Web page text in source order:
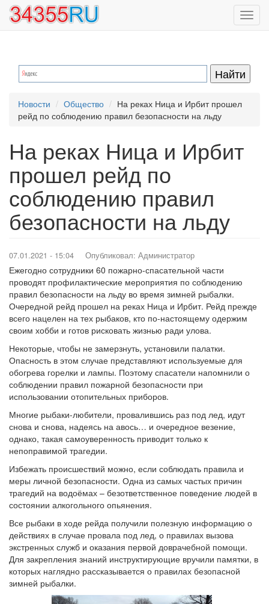
Перейти
основному
Новости Общество
На реках Ница и Ирбит прошел
рейд по соблюдению правил безопасности на льду
На реках Ница и Ирбит
прошел рейд по
соблюдению правил
безопасности на льду
07.01.2021 - 15:04 Опубликовал: Администратор
Ежегодно сотрудники 60 пожарно-спасательной части
проводят профилактические мероприятия по соблюдению
правил безопасности на льду во время зимней рыбалки.
Очередной рейд прошел на реках Ница и Ирбит. Рейд прежде
всего нацелен на тех рыбаков, кто по-настоящему одержим
своим хобби и готов рисковать жизнью ради улова.
Некоторые, чтобы не замерзнуть, установили палатки.
Опасность в этом случае представляют используемые для
обогрева горелки и лампы. Поэтому спасатели напомнили о
соблюдении правил пожарной безопасности при
использовании отопительных приборов.
Многие рыбаки-любители, провалившись раз под лед, идут
снова и снова, надеясь на авось… и очередное везение,
однако, такая самоуверенность приводит только к
непоправимой трагедии.
Избежать происшествий можно, если соблюдать правила и
меры личной безопасности. Одна из самых частых причин
трагедий на водоёмах – безответственное поведение людей в
состоянии алкогольного опьянения.
Все рыбаки в ходе рейда получили полезную информацию о
действиях в случае провала под лед, о правилах вызова
экстренных служб и оказания первой доврачебной помощи.
Для закрепления знаний инструктирующие вручили памятки, в
которых наглядно рассказывается о правилах безопасной
зимней рыбалки.